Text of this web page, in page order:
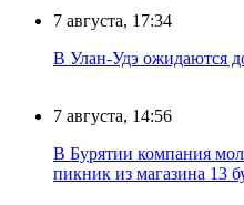
7 августа, 17:34
В Улан-Удэ ожидаются
7 августа, 14:56
В Бурятии компания
пикник из магазина 13